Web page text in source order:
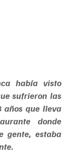
había visto
sufrieron las
años que lleva
donde
gente, estaba
reciente.